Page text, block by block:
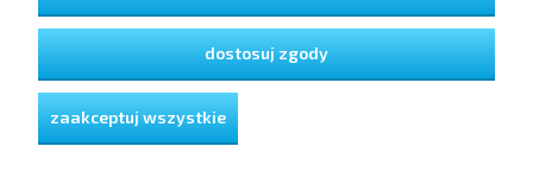
GWARANCJA I ZWROTY
O FIRMIE
dostosuj zgody
zaakceptuj wszystkie